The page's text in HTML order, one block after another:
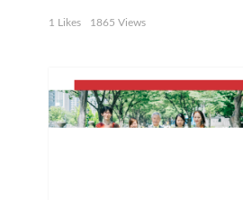
1 Likes 1865 Views